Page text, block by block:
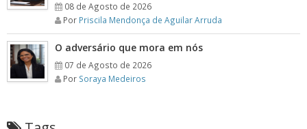
08 de Agosto de 2026
Por Priscila Mendonça de Aguilar Arruda
O adversário que mora em nós
07 de Agosto de 2026
Por Soraya Medeiros